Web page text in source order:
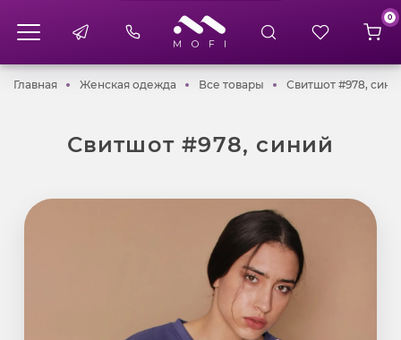
0
ГлавнаяГлавнаяЖенская одежда Женская одежда
Все товары Все товары
Свитшот #978,
Свитшот #978, синий